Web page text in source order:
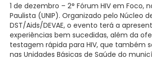
1 de dezembro – 2° Fórum HIV em Foco,
Paulista (UNIP). Organizado pelo Núcleo
DST/Aids/DEVAE, o evento terá a
experiências bem sucedidas, além da
testagem rápida para HIV, que também
nas Unidades Básicas de Saúde do